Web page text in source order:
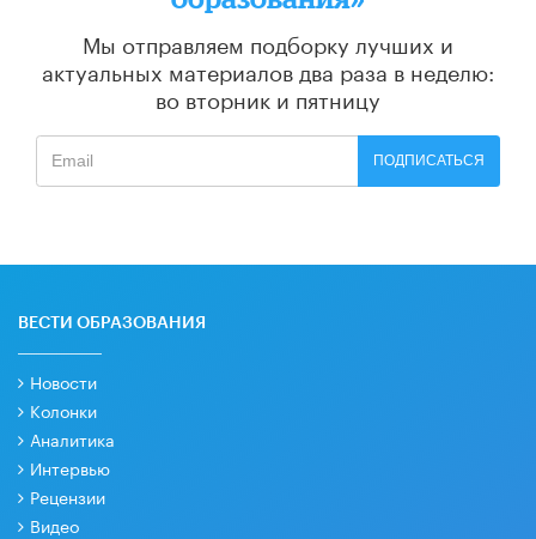
Мы отправляем подборку лучших и
актуальных материалов два раза в неделю:
во вторник и пятницу
ПОДПИСАТЬСЯ
ВЕСТИ ОБРАЗОВАНИЯ
Новости
Колонки
Аналитика
Интервью
Рецензии
Видео